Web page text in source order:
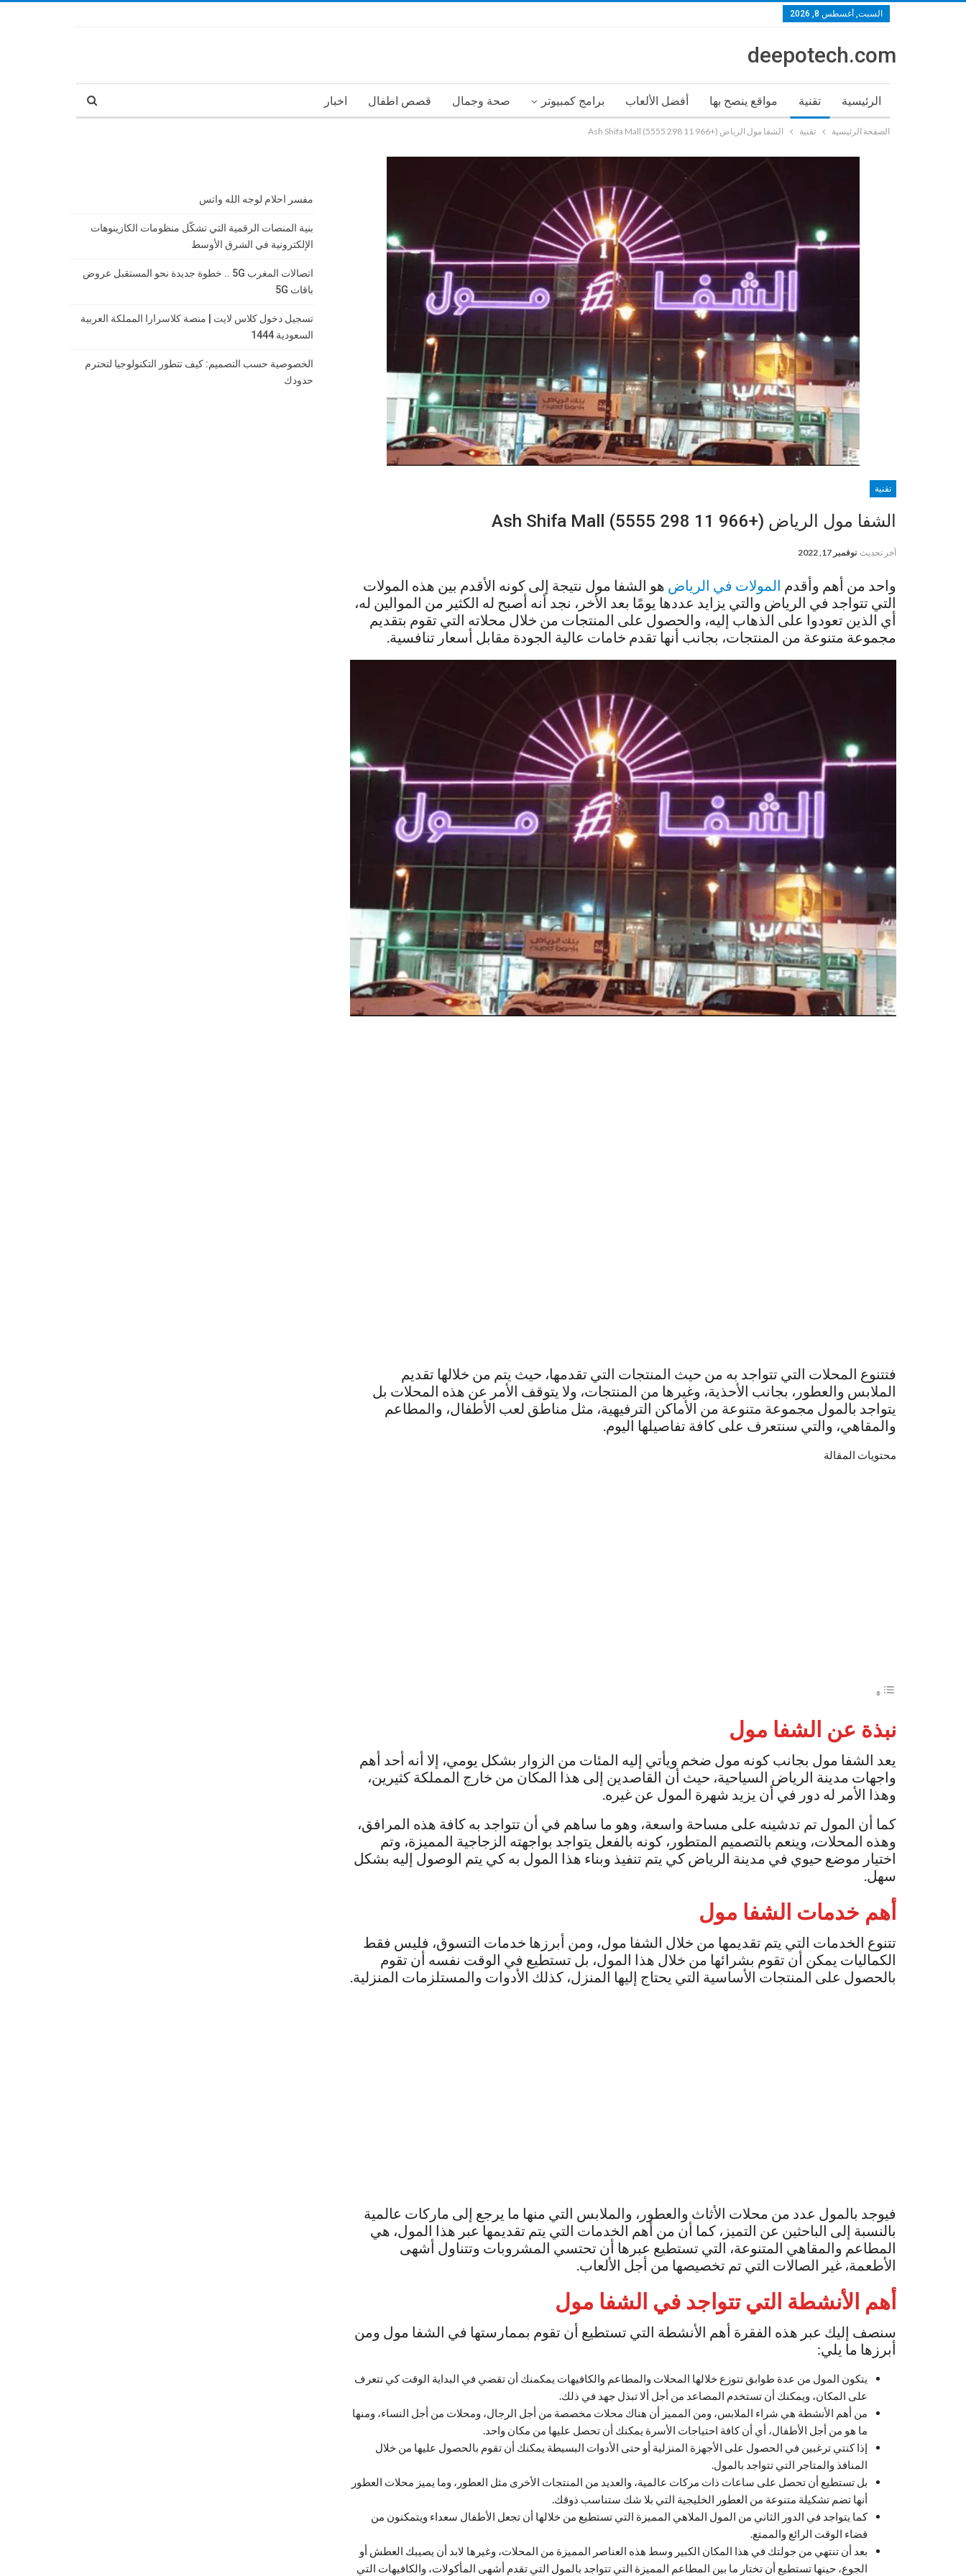
السبت, أغسطس 8, 2026
deepotech.com
الرئيسية تقنية مواقع ينصح بها أفضل الألعاب برامج كمبيوتر صحة وجمال قصص اطفال اخبار
الصفحة الرئيسية تقنية الشفا مول الرياض (+966 11 298 5555) Ash Shifa Mall
تقنية
الشفا مول الرياض (+966 11 298 5555) Ash Shifa Mall
آخر تحديث نوفمبر 17, 2022
واحد من أهم وأقدم المولات في الرياض هو الشفا مول نتيجة إلى كونه الأقدم بين هذه المولات
التي تتواجد في الرياض والتي يزايد عددها يومًا بعد الأخر، نجد أنه أصبح له الكثير من الموالين له،
أي الذين تعودوا على الذهاب إليه، والحصول على المنتجات من خلال محلاته التي تقوم بتقديم
مجموعة متنوعة من المنتجات، بجانب أنها تقدم خامات عالية الجودة مقابل أسعار تنافسية.
فتتنوع المحلات التي تتواجد به من حيث المنتجات التي تقدمها، حيث يتم من خلالها تقديم
الملابس والعطور، بجانب الأحذية، وغيرها من المنتجات، ولا يتوقف الأمر عن هذه المحلات بل
يتواجد بالمول مجموعة متنوعة من الأماكن الترفيهية، مثل مناطق لعب الأطفال، والمطاعم
والمقاهي، والتي سنتعرف على كافة تفاصيلها اليوم.
محتويات المقالة
نبذة عن الشفا مول
يعد الشفا مول بجانب كونه مول ضخم ويأتي إليه المئات من الزوار بشكل يومي، إلا أنه أحد أهم
واجهات مدينة الرياض السياحية، حيث أن القاصدين إلى هذا المكان من خارج المملكة كثيرين،
وهذا الأمر له دور في أن يزيد شهرة المول عن غيره.
كما أن المول تم تدشينه على مساحة واسعة، وهو ما ساهم في أن تتواجد به كافة هذه المرافق،
وهذه المحلات، وينعم بالتصميم المتطور، كونه بالفعل يتواجد بواجهته الزجاجية المميزة، وتم
اختيار موضع حيوي في مدينة الرياض كي يتم تنفيذ وبناء هذا المول به كي يتم الوصول إليه بشكل
سهل.
أهم خدمات الشفا مول
تتنوع الخدمات التي يتم تقديمها من خلال الشفا مول، ومن أبرزها خدمات التسوق، فليس فقط
الكماليات يمكن أن تقوم بشرائها من خلال هذا المول، بل تستطيع في الوقت نفسه أن تقوم
بالحصول على المنتجات الأساسية التي يحتاج إليها المنزل، كذلك الأدوات والمستلزمات المنزلية.
فيوجد بالمول عدد من محلات الأثاث والعطور، والملابس التي منها ما يرجع إلى ماركات عالمية
بالنسبة إلى الباحثين عن التميز، كما أن من أهم الخدمات التي يتم تقديمها عبر هذا المول، هي
المطاعم والمقاهي المتنوعة، التي تستطيع عبرها أن تحتسي المشروبات وتتناول أشهى
الأطعمة، غير الصالات التي تم تخصيصها من أجل الألعاب.
أهم الأنشطة التي تتواجد في الشفا مول
سنصف إليك عبر هذه الفقرة أهم الأنشطة التي تستطيع أن تقوم بممارستها في الشفا مول ومن
أبرزها ما يلي:
يتكون المول من عدة طوابق تتوزع خلالها المحلات والمطاعم والكافيهات يمكمنك أن تقضي في البداية الوقت كي تتعرف
على المكان، ويمكنك أن تستخدم المصاعد من أجل ألا تبذل جهد في ذلك.
من أهم الأنشطة هي شراء الملابس، ومن المميز أن هناك محلات مخصصة من أجل الرجال، ومحلات من أجل النساء، ومنها
ما هو من أجل الأطفال، أي أن كافة احتياجات الأسرة يمكنك أن تحصل عليها من مكان واحد.
إذا كنتي ترغبين في الحصول على الأجهزة المنزلية أو حتى الأدوات البسيطة يمكنك أن تقوم بالحصول عليها من خلال
المنافذ والمتاجر التي تتواجد بالمول.
بل تستطيع أن تحصل على ساعات ذات مركات عالمية، والعديد من المنتجات الأخرى مثل العطور، وما يميز محلات العطور
أنها تضم تشكيلة متنوعة من العطور الخليجية التي بلا شك ستناسب ذوقك.
كما يتواجد في الدور الثاني من المول الملاهي المميزة التي تستطيع من خلالها أن تجعل الأطفال سعداء ويتمكنون من
قضاء الوقت الرائع والممتع.
بعد أن تنتهي من جولتك في هذا المكان الكبير وسط هذه العناصر المميزة من المحلات، وغيرها لابد أن يصيبك العطش أو
الجوع، حينها تستطيع أن تختار ما بين المطاعم المميزة التي تتواجد بالمول التي تقدم أشهى المأكولات، والكافيهات التي
مفسر احلام لوجه الله واتس
بنية المنصات الرقمية التي تشكّل منظومات الكازينوهات
الإلكترونية في الشرق الأوسط
اتصالات المغرب 5G .. خطوة جديدة نحو المستقبل عروض
باقات 5G
تسجيل دخول كلاس لايت | منصة كلاسرارا المملكة العربية
السعودية 1444
الخصوصية حسب التصميم: كيف تتطور التكنولوجيا لتحترم
حدودك